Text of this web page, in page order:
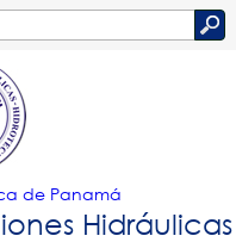
de Panamá
Hidráulicas